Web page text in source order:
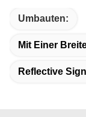
Umbauten:
Mit Einer
Reflective